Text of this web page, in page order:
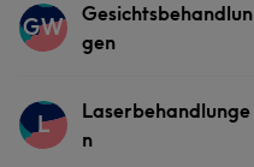
GW
Gesichtsbehandlun
gen
Services
L
Laserbehandlunge
n